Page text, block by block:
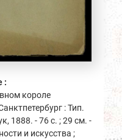
:
короле
: Тип.
1888. - 76 с. ; 29 см. -
и искусства ;